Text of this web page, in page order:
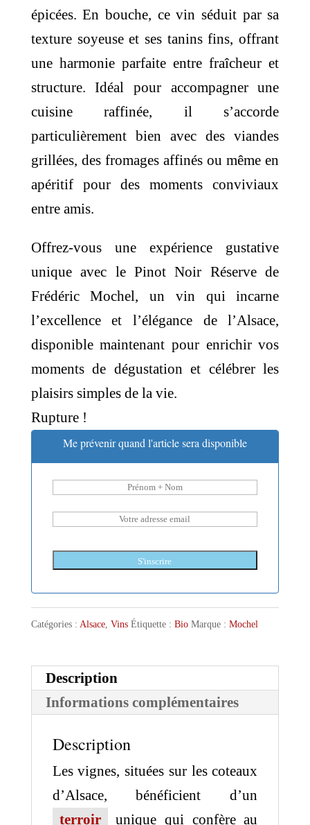
épicées. En bouche, ce vin séduit par sa
texture soyeuse et ses tanins fins, offrant
une harmonie parfaite entre fraîcheur et
structure. Idéal pour accompagner une
cuisine raffinée, il s’accorde
particulièrement bien avec des viandes
grillées, des fromages affinés ou même en
apéritif pour des moments conviviaux
entre amis.
Offrez-vous une expérience gustative
unique avec le Pinot Noir Réserve de
Frédéric Mochel, un vin qui incarne
l’excellence et l’élégance de l’Alsace,
disponible maintenant pour enrichir vos
moments de dégustation et célébrer les
plaisirs simples de la vie.
Rupture !
Me prévenir quand l'article sera disponible
S'inscrire
Catégories : Alsace, Vins Étiquette : Bio Marque : Mochel
Description
Informations complémentaires
Description
Les vignes, situées sur les coteaux
d’Alsace, bénéficient d’un
terroir
unique qui confère au